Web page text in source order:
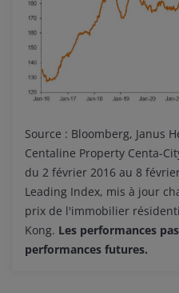
Source : Bloomberg, Janus
Centaline Property Centa-
du 2 février 2016 au 8
Leading Index, mis à jour
prix de l'immobilier
Kong. Les performances
performances futures.